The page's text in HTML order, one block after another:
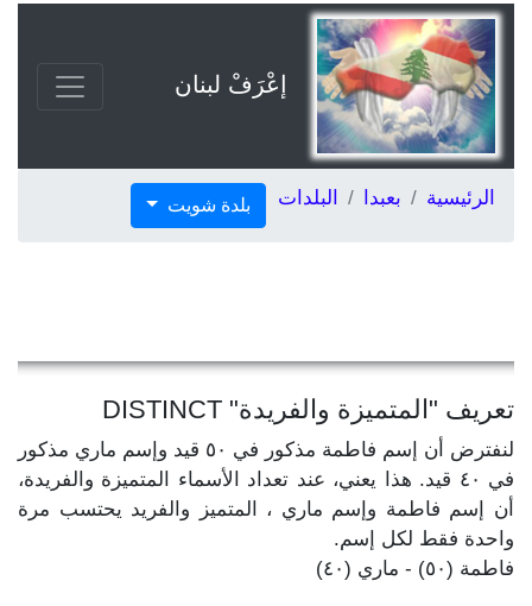
إعْرَفْ لبنان
الرئيسية بعبدا البلدات بلدة شويت
تعريف "المتميزة والفريدة" DISTINCT
لنفترض أن إسم فاطمة مذكور في ٥٠ قيد وإسم ماري مذكور
في ٤٠ قيد. هذا يعني، عند تعداد الأسماء المتميزة والفريدة،
أن إسم فاطمة وإسم ماري ، المتميز والفريد يحتسب مرة
واحدة فقط لكل إسم.
فاطمة (٥٠) - ماري (٤٠)